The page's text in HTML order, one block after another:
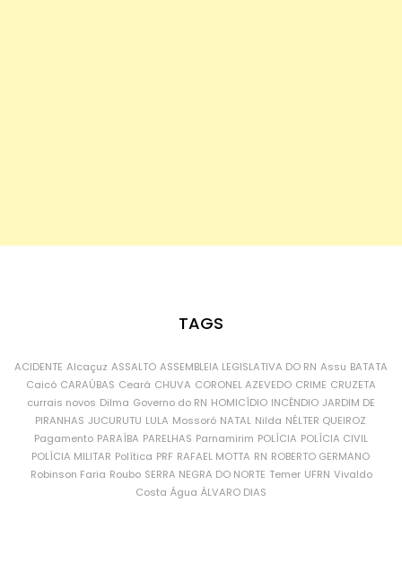
TAGS
ACIDENTE Alcaçuz ASSALTO ASSEMBLEIA LEGISLATIVA DO RN Assu BATATA
Caicó CARAÚBAS Ceará CHUVA CORONEL AZEVEDO CRIME CRUZETA
currais novos Dilma Governo do RN HOMICÍDIO INCÊNDIO JARDIM DE
PIRANHAS JUCURUTU LULA Mossoró NATAL Nilda NÉLTER QUEIROZ
Pagamento PARAÍBA PARELHAS Parnamirim POLÍCIA POLÍCIA CIVIL
POLÍCIA MILITAR Política PRF RAFAEL MOTTA RN ROBERTO GERMANO
Robinson Faria Roubo SERRA NEGRA DO NORTE Temer UFRN Vivaldo
Costa Água ÁLVARO DIAS